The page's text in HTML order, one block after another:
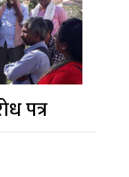
पत्र